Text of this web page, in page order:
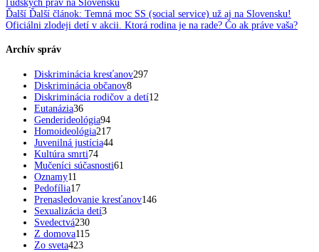
ľudských práv na Slovensku
Ďalší Ďalší článok: Temná moc SS (social service) už aj na Slovensku!
Oficiálni zlodeji detí v akcii. Ktorá rodina je na rade? Čo ak práve vaša?
Archív správ
Diskriminácia kresťanov297
Diskriminácia občanov8
Diskriminácia rodičov a detí12
Eutanázia36
Genderideológia94
Homoideológia217
Juvenilná justícia44
Kultúra smrti74
Mučeníci súčasnosti61
Oznamy11
Pedofília17
Prenasledovanie kresťanov146
Sexualizácia detí3
Svedectvá230
Z domova115
Zo sveta423